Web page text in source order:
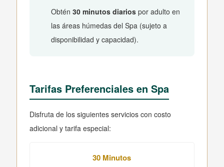
Obtén 30 minutos diariospor adulto en
las áreas húmedas del Spa (sujeto a
disponibilidad y capacidad).
Tarifas Preferenciales en Spa
Disfruta de los siguientes servicios con costo
adicional y tarifa especial:
30 Minutos